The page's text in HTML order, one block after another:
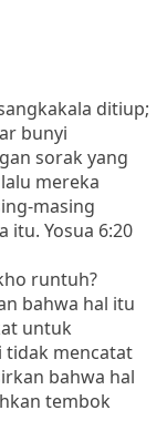
ditiup;
bunyi
sorak yang
mereka
masing
itu. Yosua 6:20
runtuh?
bahwa hal itu
untuk
tidak mencatat
bahwa hal
tembok